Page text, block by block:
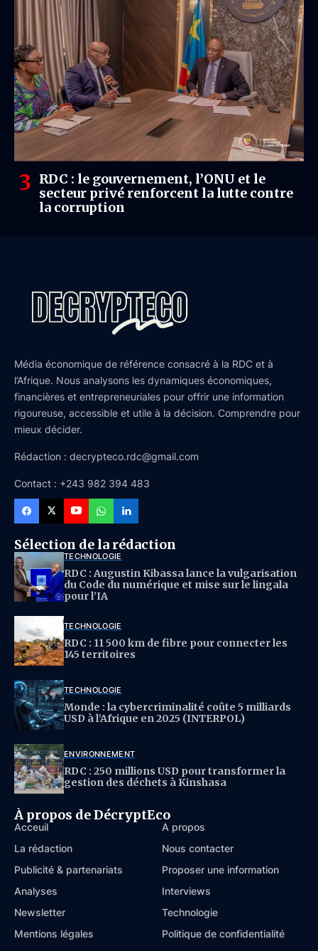
RDC : le gouvernement, l’ONU et le
secteur privé renforcent la lutte contre
la corruption
Média économique de référence consacré à la RDC et à
l’Afrique. Nous analysons les dynamiques économiques,
financières et entrepreneuriales pour offrir une information
rigoureuse, accessible et utile à la décision. Comprendre pour
mieux décider.
Rédaction : decrypteco.rdc@gmail.com
Contact : +243 982 394 483
Sélection de la rédaction
TECHNOLOGIE
RDC : Augustin Kibassa lance la vulgarisation
du Code du numérique et mise sur le lingala
pour l’IA
TECHNOLOGIE
RDC : 11 500 km de fibre pour connecter les
145 territoires
TECHNOLOGIE
Monde : la cybercriminalité coûte 5 milliards
USD à l’Afrique en 2025 (INTERPOL)
ENVIRONNEMENT
RDC : 250 millions USD pour transformer la
gestion des déchets à Kinshasa
À propos de DécryptEco
Acceuil
À propos
La rédaction
Nous contacter
Publicité & partenariats
Proposer une information
Analyses
Interviews
Newsletter
Technologie
Mentions légales
Politique de confidentialité